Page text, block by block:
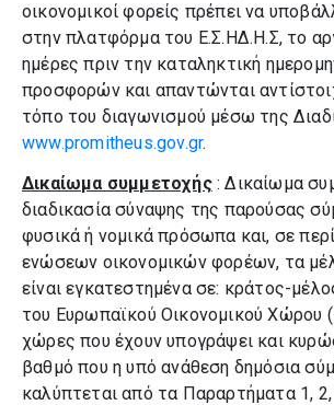
οικονομικοί φορείς πρέπει να
στην πλατφόρμα του Ε.Σ.ΗΔ.Η.Σ, το
ημέρες πριν την καταληκτική
προσφορών και απαντώνται
τόπο του διαγωνισμού μέσω της
www.promitheus.gov.gr.
Δικαίωμα συμμετοχής: Δικαίωμα
διαδικασία σύναψης της παρούσας
φυσικά ή νομικά πρόσωπα και, σε
ενώσεων οικονομικών φορέων, τα
είναι εγκατεστημένα σε: κράτος-
του Ευρωπαϊκού Οικονομικού Χώρου
χώρες που έχουν υπογράψει και
βαθμό που η υπό ανάθεση δημόσια
καλύπτεται από τα Παραρτήματα 1, 2,